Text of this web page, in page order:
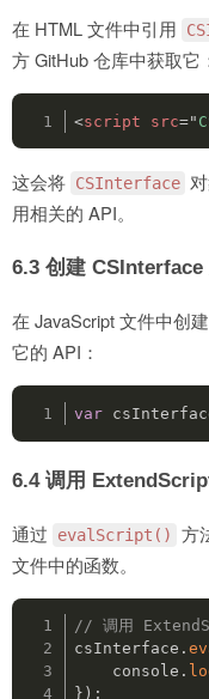
在 HTML 文件中引用
方 GitHub 仓库中获取它
<script src="
这会将 CSInterface
用相关的 API。
6.3 创建 CSInterface
在 JavaScript 文件中创
它的 API：
var
6.4 调用
通过 evalScript()
方
文件中的函数。
// 调用
csInterface .
console .
} ) ;